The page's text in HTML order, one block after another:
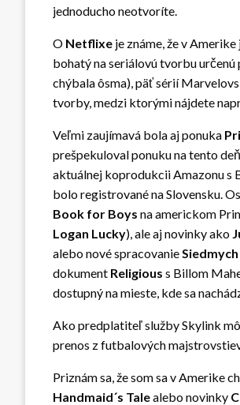
jednoducho neotvoríte.
O Netflixe je známe, že v
bohatý na seriálovú tvorbu
chýbala ôsma), päť sérií
tvorby, medzi ktorými nájdete
Veľmi zaujímavá bola aj ponuka
prešpekuloval ponuku na tento
aktuálnej koprodukcii Amazonu s
bolo registrované na Slovensku.
Book for Boys na americkom
Logan Lucky), ale aj novinky ako
alebo nové spracovanie
dokument Religious s Billom
dostupný na mieste, kde sa
Ako predplatiteľ služby Skylink
prenos z futbalových
Priznám sa, že som sa v Amerike
Handmaid´s Talealebo novinky